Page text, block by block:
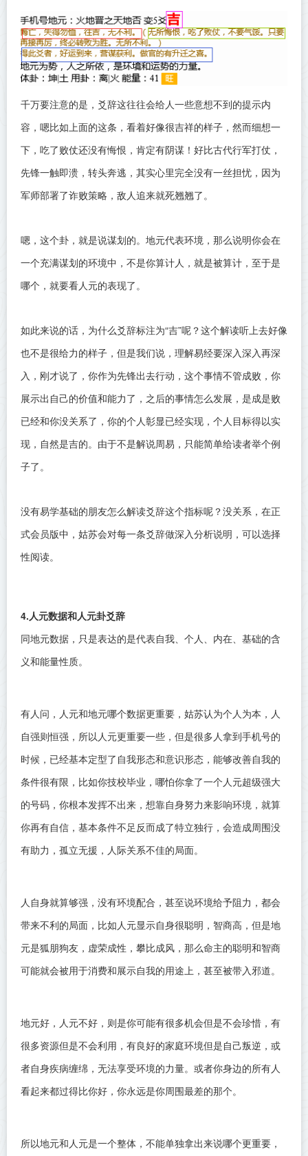
千万要注意的是，爻辞这往往会给人一些意想不到的提示内
容，嗯比如上面的这条，看着好像很吉祥的样子，然而细想一
下，吃了败仗还没有悔恨，肯定有阴谋！好比古代行军打仗，
先锋一触即溃，转头奔逃，其实心里完全没有一丝担忧，因为
军师部署了诈败策略，敌人追来就死翘翘了。
嗯，这个卦，就是说谋划的。地元代表环境，那么说明你会在
一个充满谋划的环境中，不是你算计人，就是被算计，至于是
哪个，就要看人元的表现了。
如此来说的话，为什么爻辞标注为“吉”呢？这个解读听上去好像
也不是很给力的样子，但是我们说，理解易经要深入深入再深
入，刚才说了，你作为先锋出去行动，这个事情不管成败，你
展示出自己的价值和能力了，之后的事情怎么发展，是成是败
已经和你没关系了，你的个人彰显已经实现，个人目标得以实
现，自然是吉的。由于不是解说周易，只能简单给读者举个例
子了。
没有易学基础的朋友怎么解读爻辞这个指标呢？没关系，在正
式会员版中，姑苏会对每一条爻辞做深入分析说明，可以选择
性阅读。
4.人元数据和人元卦爻辞
同地元数据，只是表达的是代表自我、个人、内在、基础的含
义和能量性质。
有人问，人元和地元哪个数据更重要，姑苏认为个人为本，人
自强则恒强，所以人元更重要一些，但是很多人拿到手机号的
时候，已经基本定型了自我形态和意识形态，能够改善自我的
条件很有限，比如你技校毕业，哪怕你拿了一个人元超级强大
的号码，你根本发挥不出来，想靠自身努力来影响环境，就算
你再有自信，基本条件不足反而成了特立独行，会造成周围没
有助力，孤立无援，人际关系不佳的局面。
人自身就算够强，没有环境配合，甚至说环境给予阻力，都会
带来不利的局面，比如人元显示自身很聪明，智商高，但是地
元是狐朋狗友，虚荣成性，攀比成风，那么命主的聪明和智商
可能就会被用于消费和展示自我的用途上，甚至被带入邪道。
地元好，人元不好，则是你可能有很多机会但是不会珍惜，有
很多资源但是不会利用，有良好的家庭环境但是自己叛逆，或
者自身疾病缠绵，无法享受环境的力量。或者你身边的所有人
看起来都过得比你好，你永远是你周围最差的那个。
所以地元和人元是一个整体，不能单独拿出来说哪个更重要，